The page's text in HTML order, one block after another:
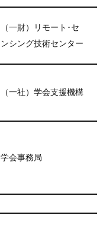
（一財）リモート･セ
ンシング技術センター
（一社）学会支援機構
学会事務局